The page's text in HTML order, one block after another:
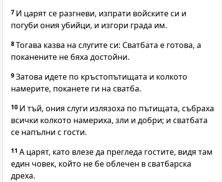
7 И царят се разгневи, изпрати войските си и
погуби ония убийци, и изгори града им.
8Тогава казва на слугите си: Сватбата е готова, а
поканените не бяха достойни.
9Затова идете по кръстопътищата и колкото
намерите, поканете ги на сватба.
10 И тъй, ония слуги излязоха по пътищата, събраха
всички колкото намериха, зли и добри; и сватбата
се напълни с гости.
11 А царят, като влезе да прегледа гостите, видя там
един човек, който не бе облечен в сватбарска
дреха.